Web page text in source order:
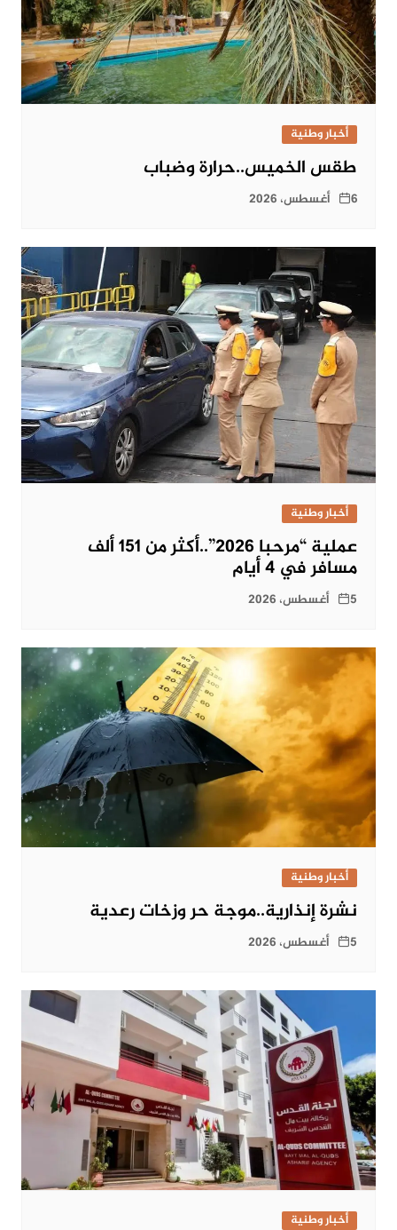
أخبار وطنية
طقس الخميس..حرارة وضباب
6 أغسطس، 2026
أخبار وطنية
عملية “مرحبا 2026”..أكثر من 151 ألف
مسافر في 4 أيام
5 أغسطس، 2026
أخبار وطنية
نشرة إنذارية..موجة حر وزخات رعدية
5 أغسطس، 2026
أخبار وطنية